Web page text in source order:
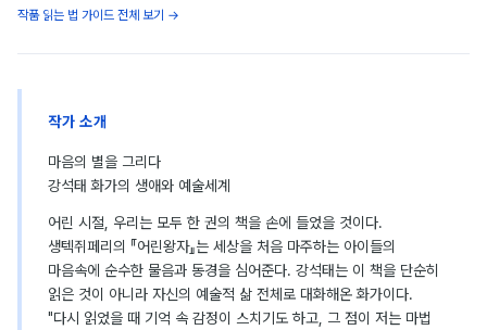
작품 읽는 법 가이드 전체 보기 →
작가 소개
마음의 별을 그리다
강석태 화가의 생애와 예술세계
어린 시절, 우리는 모두 한 권의 책을 손에 들었을 것이다.
생텍쥐페리의 『어린왕자』는 세상을 처음 마주하는 아이들의
마음속에 순수한 물음과 동경을 심어준다. 강석태는 이 책을 단순히
읽은 것이 아니라 자신의 예술적 삶 전체로 대화해온 화가이다.
"다시 읽었을 때 기억 속 감정이 스치기도 하고, 그 점이 저는 마법